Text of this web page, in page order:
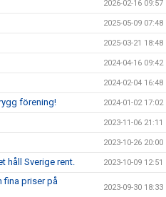
2026-02-16 09:57
2025-05-09 07:48
2025-03-21 18:48
2024-04-16 09:42
2024-02-04 16:48
förening! 2024-01-02 17:02
2023-11-06 21:11
2023-10-26 20:00
håll Sverige rent. 2023-10-09 12:51
fina priser på
2023-09-30 18:33